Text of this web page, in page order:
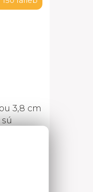
3,8 cm
sú